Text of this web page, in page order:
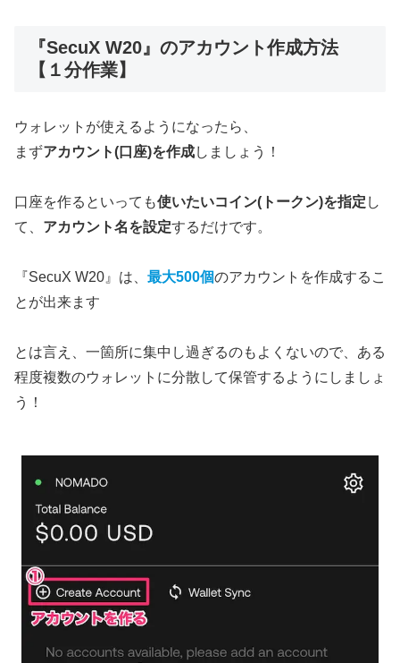
『SecuX W20』のアカウント作成方法
【１分作業】
ウォレットが使えるようになったら、
まずアカウント(口座)を作成しましょう！
口座を作るといっても使いたいコイン(トークン)を指定 し
て、 アカウント名を設定するだけです。
『SecuX W20』は、 最大500個のアカウントを作成するこ
とが出来ます
とは言え、一箇所に集中し過ぎるのもよくないので、ある
程度複数のウォレットに分散して保管するようにしましょ
う！